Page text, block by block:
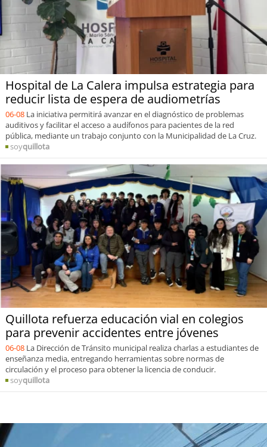
Hospital de La Calera impulsa estrategia para
reducir lista de espera de audiometrías
06-08 La iniciativa permitirá avanzar en el diagnóstico de problemas
auditivos y facilitar el acceso a audífonos para pacientes de la red
pública, mediante un trabajo conjunto con la Municipalidad de La Cruz.
soyquillota
Quillota refuerza educación vial en colegios
para prevenir accidentes entre jóvenes
06-08 La Dirección de Tránsito municipal realiza charlas a estudiantes de
enseñanza media, entregando herramientas sobre normas de
circulación y el proceso para obtener la licencia de conducir.
soyquillota